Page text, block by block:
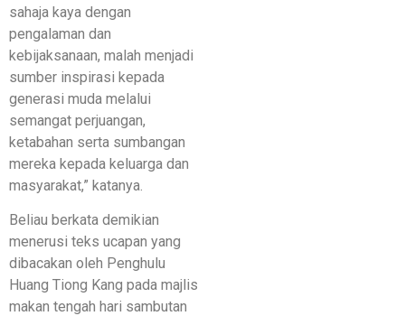
sahaja kaya dengan
pengalaman dan
kebijaksanaan, malah menjadi
sumber inspirasi kepada
generasi muda melalui
semangat perjuangan,
ketabahan serta sumbangan
mereka kepada keluarga dan
masyarakat,” katanya.
Beliau berkata demikian
menerusi teks ucapan yang
dibacakan oleh Penghulu
Huang Tiong Kang pada majlis
makan tengah hari sambutan